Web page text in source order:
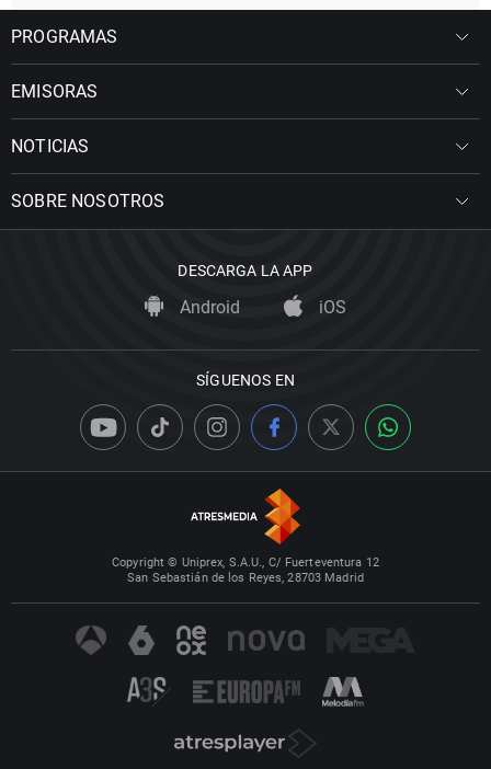
PROGRAMAS
EMISORAS
NOTICIAS
SOBRE NOSOTROS
DESCARGA LA APP
Android iOS
SÍGUENOS EN
Copyright © Uniprex, S.A.U., C/ Fuerteventura 12
San Sebastián de los Reyes, 28703 Madrid